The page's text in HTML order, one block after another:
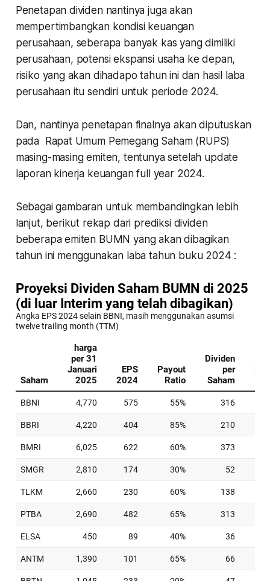
Penetapan dividen nantinya juga akan
mempertimbangkan kondisi keuangan
perusahaan, seberapa banyak kas yang dimiliki
perusahaan, potensi ekspansi usaha ke depan,
risiko yang akan dihadapo tahun ini dan hasil laba
perusahaan itu sendiri untuk periode 2024.
Dan, nantinya penetapan finalnya akan diputuskan
pada Rapat Umum Pemegang Saham (RUPS)
masing-masing emiten, tentunya setelah update
laporan kinerja keuangan full year 2024.
Sebagai gambaran untuk membandingkan lebih
lanjut, berikut rekap dari prediksi dividen
beberapa emiten BUMN yang akan dibagikan
tahun ini menggunakan laba tahun buku 2024 :